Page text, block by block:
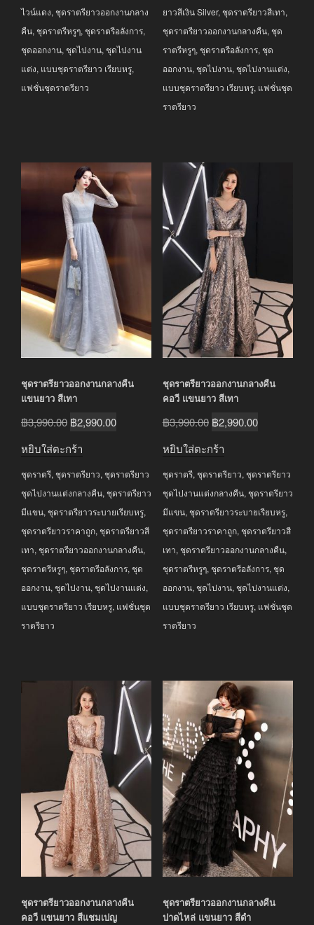
ไวน์แดง, ชุดราตรียาวออกงานกลาง
คืน, ชุดราตรีหรูๆ, ชุดราตรีอลังการ,
ชุดออกงาน, ชุดไปงาน, ชุดไปงาน
แต่ง, แบบชุดราตรียาว เรียบหรู,
แฟชั่นชุดราตรียาว
ยาวสีเงิน Silver, ชุดราตรียาวสีเทา,
ชุดราตรียาวออกงานกลางคืน, ชุด
ราตรีหรูๆ, ชุดราตรีอลังการ, ชุด
ออกงาน, ชุดไปงาน, ชุดไปงานแต่ง,
แบบชุดราตรียาว เรียบหรู, แฟชั่นชุด
ราตรียาว
ชุดราตรียาวออกงานกลางคืน
แขนยาว สีเทา
฿3,990.00 Original
฿3,990.00.
฿2,990.00Current
฿2,990.00.
หยิบใส่ตะกร้า
ชุดราตรี, ชุดราตรียาว, ชุดราตรียาว
ชุดไปงานแต่งกลางคืน, ชุดราตรียาว
มีแขน, ชุดราตรียาวระบายเรียบหรู,
ชุดราตรียาวราคาถูก, ชุดราตรียาวสี
เทา, ชุดราตรียาวออกงานกลางคืน,
ชุดราตรีหรูๆ, ชุดราตรีอลังการ, ชุด
ออกงาน, ชุดไปงาน, ชุดไปงานแต่ง,
แบบชุดราตรียาว เรียบหรู, แฟชั่นชุด
ราตรียาว
ชุดราตรียาวออกงานกลางคืน
คอวี แขนยาว สีเทา
฿3,990.00 Original
฿3,990.00.
฿2,990.00Current
฿2,990.00.
หยิบใส่ตะกร้า
ชุดราตรี, ชุดราตรียาว, ชุดราตรียาว
ชุดไปงานแต่งกลางคืน, ชุดราตรียาว
มีแขน, ชุดราตรียาวระบายเรียบหรู,
ชุดราตรียาวราคาถูก, ชุดราตรียาวสี
เทา, ชุดราตรียาวออกงานกลางคืน,
ชุดราตรีหรูๆ, ชุดราตรีอลังการ, ชุด
ออกงาน, ชุดไปงาน, ชุดไปงานแต่ง,
แบบชุดราตรียาว เรียบหรู, แฟชั่นชุด
ราตรียาว
ชุดราตรียาวออกงานกลางคืน
คอวี แขนยาว สีแชมเปญ
ชุดราตรียาวออกงานกลางคืน
ปาดไหล่ แขนยาว สีดำ